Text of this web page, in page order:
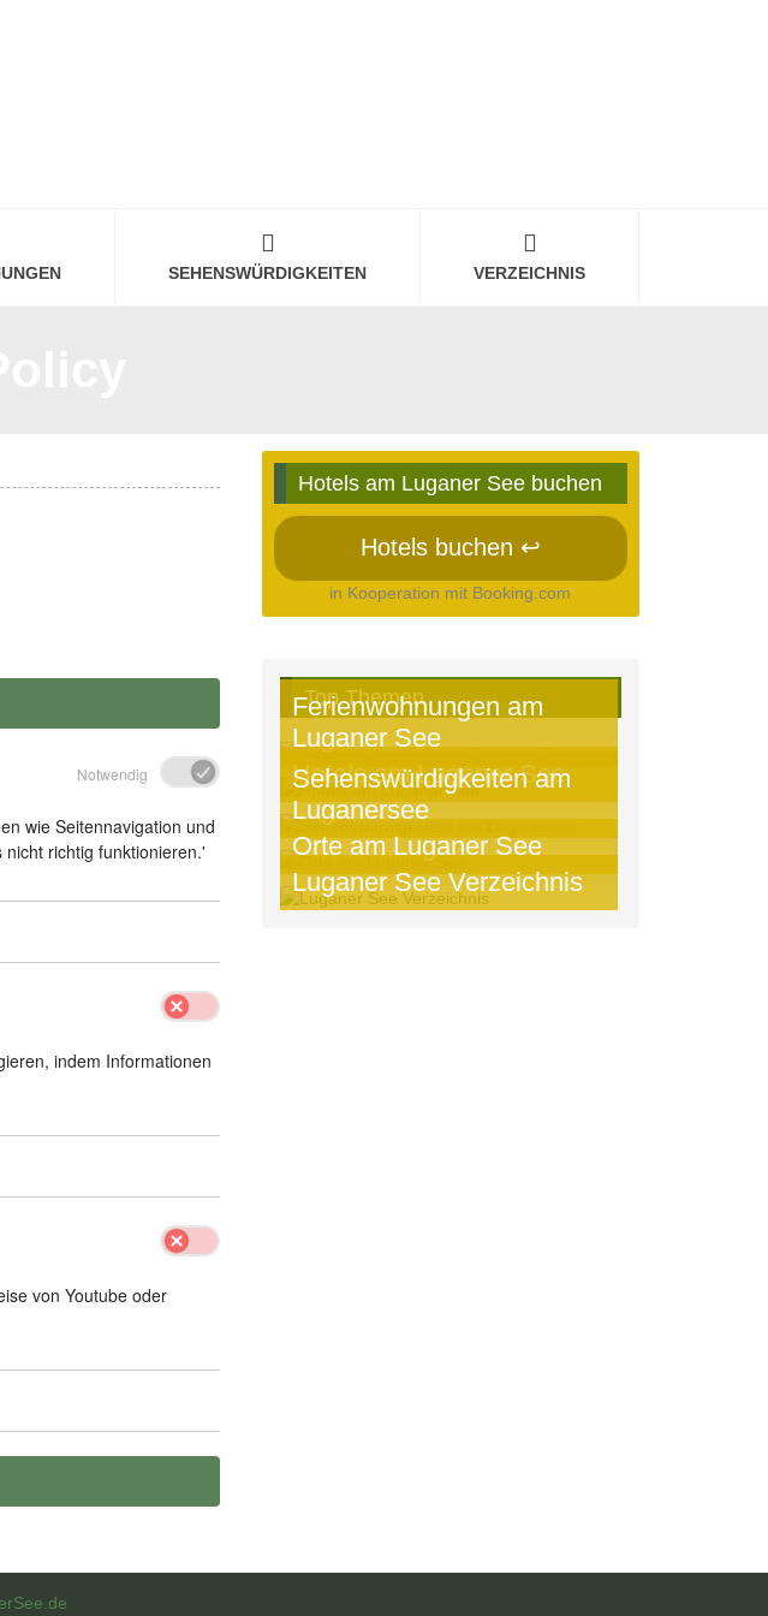
SEHENSWÜRDIGKEITEN VERZEICHNIS
Notwendig
wie Seitennavigation und
richtig funktionieren.'
indem Informationen
von Youtube oder
Hotels am Luganer See buchen
Hotels buchen ↩
in Kooperation mit Booking.com
Top Themen
Ferienwohnungen am
Luganer See
Hotels am Luganer See
Sehenswürdigkeiten am
Luganersee
Orte am Luganer See
Luganer See Verzeichnis